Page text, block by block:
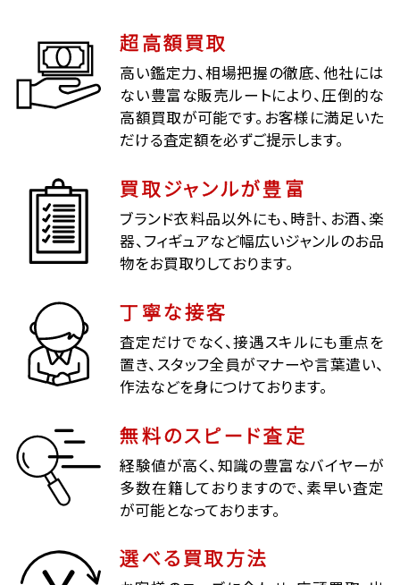
超高額買取
高い鑑定力、相場把握の徹底、他社には
ない豊富な販売ルートにより、圧倒的な
高額買取が可能です。お客様に満足いた
だける査定額を必ずご提示します。
買取ジャンルが豊富
ブランド衣料品以外にも、時計、お酒、楽
器、フィギュアなど幅広いジャンルのお品
物をお買取りしております。
丁寧な接客
査定だけでなく、接遇スキルにも重点を
置き、スタッフ全員がマナーや言葉遣い、
作法などを身につけております。
無料のスピード査定
経験値が高く、知識の豊富なバイヤーが
多数在籍しておりますので、素早い査定
が可能となっております。
選べる買取方法